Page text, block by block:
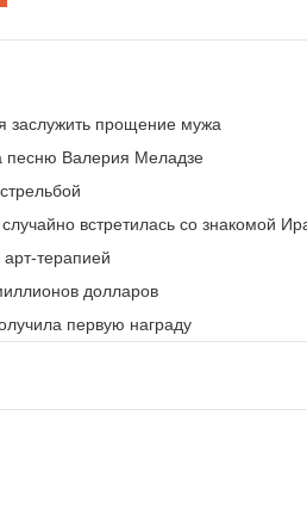
заслужить прощение мужа
песню Валерия Меладзе
встретилась со знакомой
арт-терапией
долларов
первую награду